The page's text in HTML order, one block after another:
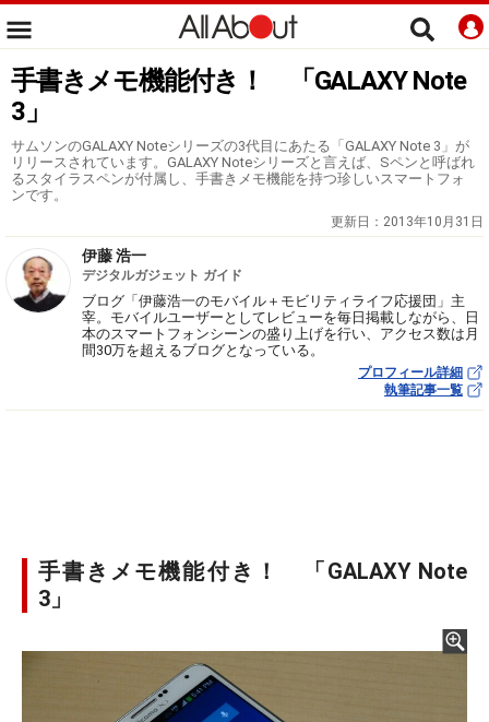
手書きメモ機能付き！ 「GALAXY Note
3」
サムソンのGALAXY Noteシリーズの3代目にあたる「GALAXY Note 3」が
リリースされています。GALAXY Noteシリーズと言えば、Sペンと呼ばれ
るスタイラスペンが付属し、手書きメモ機能を持つ珍しいスマートフォ
ンです。
更新日： 2013年10月31日
伊藤 浩一
デジタルガジェット ガイド
ブログ「伊藤浩一のモバイル＋モビリティライフ応援団」主
宰。モバイルユーザーとしてレビューを毎日掲載しながら、日
本のスマートフォンシーンの盛り上げを行い、アクセス数は月
間30万を超えるブログとなっている。
プロフィール詳細
執筆記事一覧
手書きメモ機能付き！ 「GALAXY Note
3」